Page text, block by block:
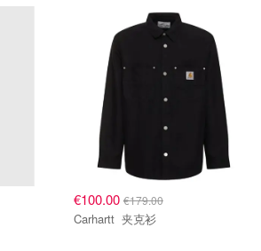
€100.00 €179.00
Carhartt 夹克衫